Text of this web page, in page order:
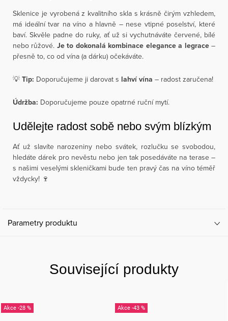
Sklenice je vyrobená z kvalitního skla s krásně čirým vzhledem,
má ideální tvar na víno a hlavně – nese vtipné poselství, které
baví. Skvěle padne do ruky, ať už si vychutnáváte červené, bílé
nebo růžové. Je to dokonalá kombinace elegance a legrace–
přesně to, co od vína (a dárku) očekáváte.
💡 Tip: Doporučujeme ji darovat s lahví vína – radost zaručena!
Údržba: Doporučujeme pouze opatrné ruční mytí.
Udělejte radost sobě nebo svým blízkým
Ať už slavíte narozeniny nebo svátek, rozlučku se svobodou,
hledáte dárek pro nevěstu nebo jen tak posedáváte na terase –
s našimi veselými skleničkami bude ten pravý čas na víno téměř
vždycky! 🍷
Parametry produktu
Související produkty
-28 % -43 %